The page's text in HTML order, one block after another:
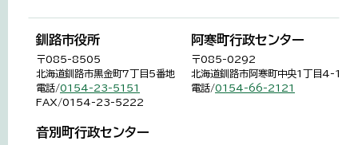
釧路市役所
〒085-8505
北海道釧路市黒金町7丁目5番地
電話/0154-23-5151
FAX/0154-23-5222
阿寒町行政センター
〒085-0292
北海道釧路市阿寒町中央1丁目4-1
電話/0154-66-2121
音別町行政センター